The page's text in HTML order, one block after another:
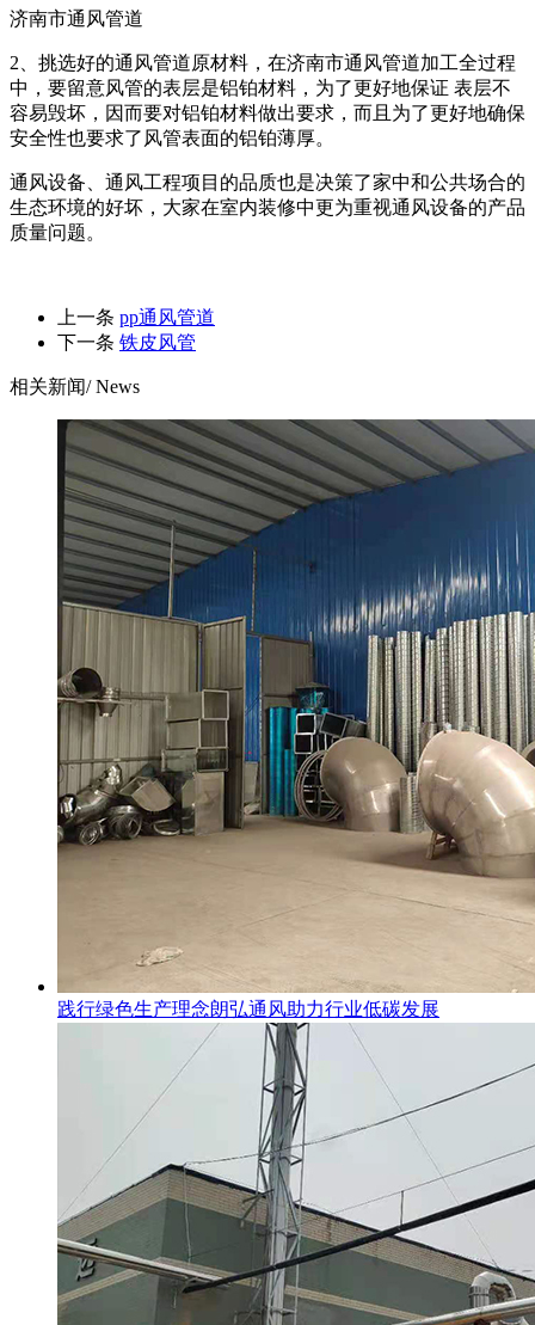
济南市通风管道
2、挑选好的通风管道原材料，在济南市通风管道加工全过程
中，要留意风管的表层是铝铂材料，为了更好地保证 表层不
容易毁坏，因而要对铝铂材料做出要求，而且为了更好地确保
安全性也要求了风管表面的铝铂薄厚。
通风设备、通风工程项目的品质也是决策了家中和公共场合的
生态环境的好坏，大家在室内装修中更为重视通风设备的产品
质量问题。
上一条 pp通风管道
下一条 铁皮风管
相关新闻/ News
践行绿色生产理念朗弘通风助力行业低碳发展